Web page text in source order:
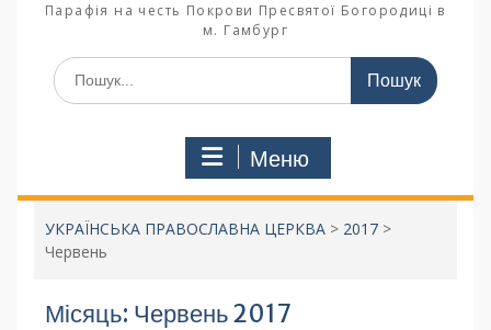
Парафія на честь Покрови Пресвятої Богородиці в
м. Гамбург
Меню
УКРАЇНСЬКА ПРАВОСЛАВНА ЦЕРКВА> 2017>
Червень
Місяць: Червень 2017